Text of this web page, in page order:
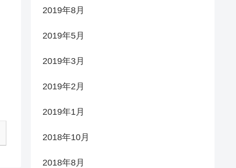
2019年8月
2019年5月
2019年3月
2019年2月
2019年1月
2018年10月
2018年8月